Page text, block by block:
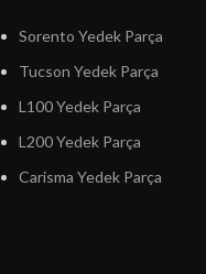
Sorento Yedek Parça
Tucson Yedek Parça
L100 Yedek Parça
L200 Yedek Parça
Carisma Yedek Parça